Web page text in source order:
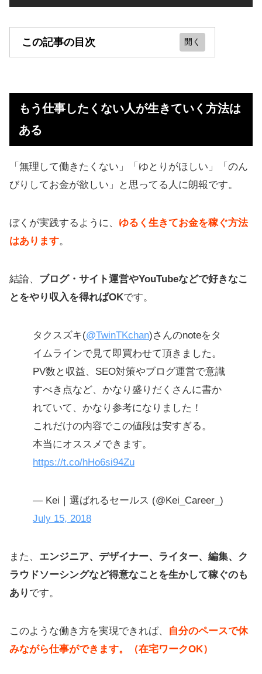
この記事の目次
方法はある
20代やニートがもう働きたくないと
思う理由
すすめの行動
活も可能？
【まとめ】週5日も働きたくないな
もう仕事したくない人が生きていく方法は
ある
「無理して働きたくない」「ゆとりがほしい」「のん
びりしてお金が欲しい」と思ってる人に朗報です。
ぼくが実践するように、 ゆるく生きてお金を稼ぐ方法
はあります。
結論、 ブログ・サイト運営やYouTubeなどで好きなこ
とをやり収入を得ればOKです。
タクスズキ(@TwinTKchan)さんのnoteをタ
イムラインで見て即買わせて頂きました。
PV数と収益、SEO対策やブログ運営で意識
すべき点など、かなり盛りだくさんに書か
れていて、かなり参考になりました！
これだけの内容でこの値段は安すぎる。
本当にオススメできます。
https://t.co/hHo6si94Zu
— Kei｜選ばれるセールス (@Kei_Career_)
July 15, 2018
また、 エンジニア、デザイナー、ライター、編集、ク
ラウドソーシングなど得意なことを生かして稼ぐのも
あり です。
このような働き方を実現できれば、
自分のペースで休
みながら仕事ができます。（在宅ワークOK）